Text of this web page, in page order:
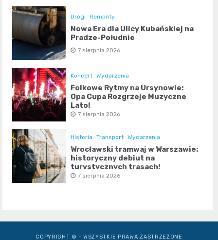
Drogi Remonty
Nowa Era dla Ulicy Kubańskiej na
Pradze-Południe
7 sierpnia 2026
Koncert Wydarzenia
Folkowe Rytmy na Ursynowie:
Opa Cupa Rozgrzeje Muzyczne
Lato!
7 sierpnia 2026
Historia Transport Wydarzenia
Wrocławski tramwaj w Warszawie:
historyczny debiut na
turystycznych trasach!
7 sierpnia 2026
COPYRIGHT © - WSZYSTKIE PRAWA ZASTRZEŻONE